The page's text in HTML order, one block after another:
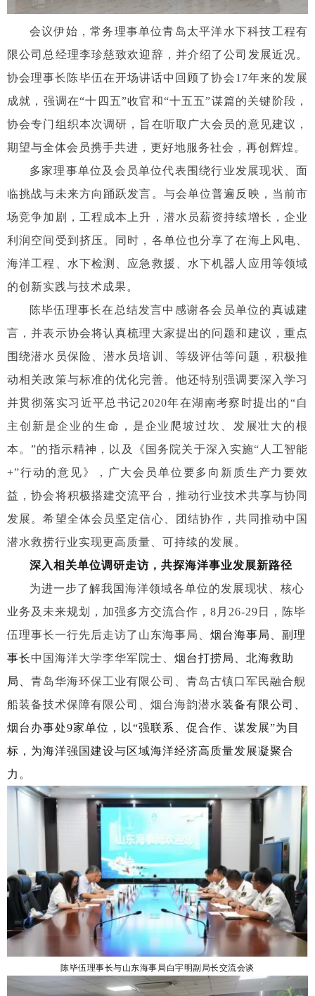
会议伊始，常务理事单位青岛太平洋水下科技工程有
限公司总经理李珍慈致欢迎辞，并介绍了公司发展近况。
协会理事长陈毕伍在开场讲话中回顾了协会17年来的发展
成就，强调在“十四五”收官和“十五五”谋篇的关键阶段，
协会专门组织本次调研，旨在听取广大会员的意见建议，
期望与全体会员携手共进，更好地服务社会，再创辉煌。
多家理事单位及会员单位代表围绕行业发展现状、面
临挑战与未来方向踊跃发言。与会单位普遍反映，当前市
场竞争加剧，工程成本上升，潜水员薪资持续增长，企业
利润空间受到挤压。同时，各单位也分享了在海上风电、
海洋工程、水下检测、应急救援、水下机器人应用等领域
的创新实践与技术成果。
陈毕伍理事长在总结发言中感谢各会员单位的真诚建
言，并表示协会将认真梳理大家提出的问题和建议，重点
围绕潜水员保险、潜水员培训、等级评估等问题，积极推
动相关政策与标准的优化完善。他还特别强调要深入学习
并贯彻落实习近平总书记2020年在湖南考察时提出的“自
主创新是企业的生命，是企业爬坡过坎、发展壮大的根
本。”的指示精神，以及《国务院关于深入实施“人工智能
+”行动的意见》，广大会员单位要多向新质生产力要效
益，协会将积极搭建交流平台，推动行业技术共享与协同
发展。希望全体会员坚定信心、团结协作，共同推动中国
潜水救捞行业实现更高质量、可持续的发展。
深入相关单位调研走访，共探海洋事业发展新路径
为进一步了解我国海洋领域各单位的发展现状、核心
业务及未来规划，加强多方交流合作，8月26-29日，陈毕
伍理事长一行先后走访了山东海事局、 烟台海事局、副理
事长中国海洋大学李华军院士、 烟台打捞局、北海救助
局、 青岛华海环保工业有限公司、青岛古镇口军民融合舰
船装备技术保障有限公司、烟台海韵潜水装备有限公司、
烟台办事处9家单位，以“强联系、促合作、谋发展”为目
标，为海洋强国建设与区域海洋经济高质量发展凝聚合
力。
陈毕伍理事长与山东海事局白宇明副局长交流会谈